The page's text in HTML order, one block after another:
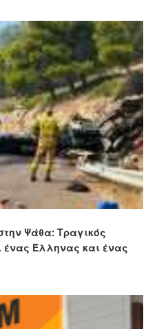
Ψάθα: Τραγικός
ένας Έλληνας και ένας